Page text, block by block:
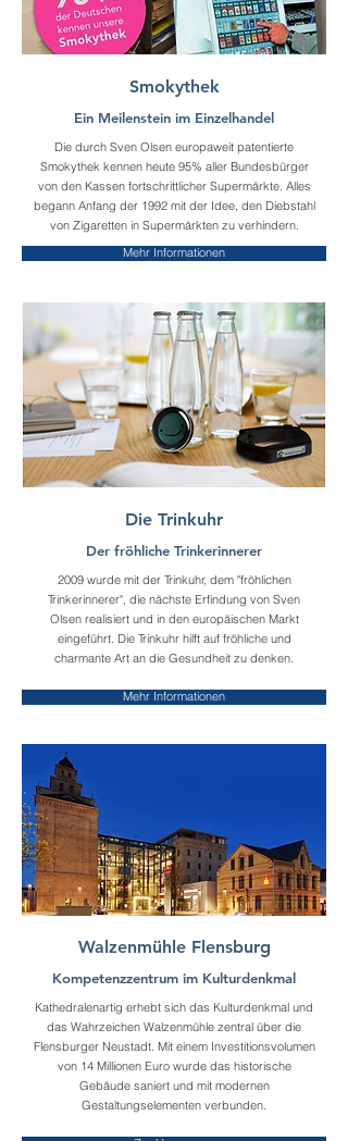
Smokythek
Ein Meilenstein im Einzelhandel
Die durch Sven Olsen europaweit patentierte
Smokythek kennen heute 95% aller Bundesbürger
von den Kassen fortschrittlicher Supermärkte. Alles
begann Anfang der 1992 mit der Idee, den Diebstahl
von Zigaretten in Supermärkten zu verhindern.
Mehr Informationen
Die Trinkuhr
Der fröhliche Trinkerinnerer
2009 wurde mit der Trinkuhr, dem "fröhlichen
Trinkerinnerer", die nächste Erfindung von Sven
Olsen realisiert und in den europäischen Markt
eingeführt. Die Trinkuhr hilft auf fröhliche und
charmante Art an die Gesundheit zu denken.
Mehr Informationen
Walzenmühle Flensburg
Kompetenzzentrum im Kulturdenkmal
Kathedralenartig erhebt sich das Kulturdenkmal und
das Wahrzeichen Walzenmühle zentral über die
Flensburger Neustadt. Mit einem Investitionsvolumen
von 14 Millionen Euro wurde das historische
Gebäude saniert und mit modernen
Gestaltungselementen verbunden.